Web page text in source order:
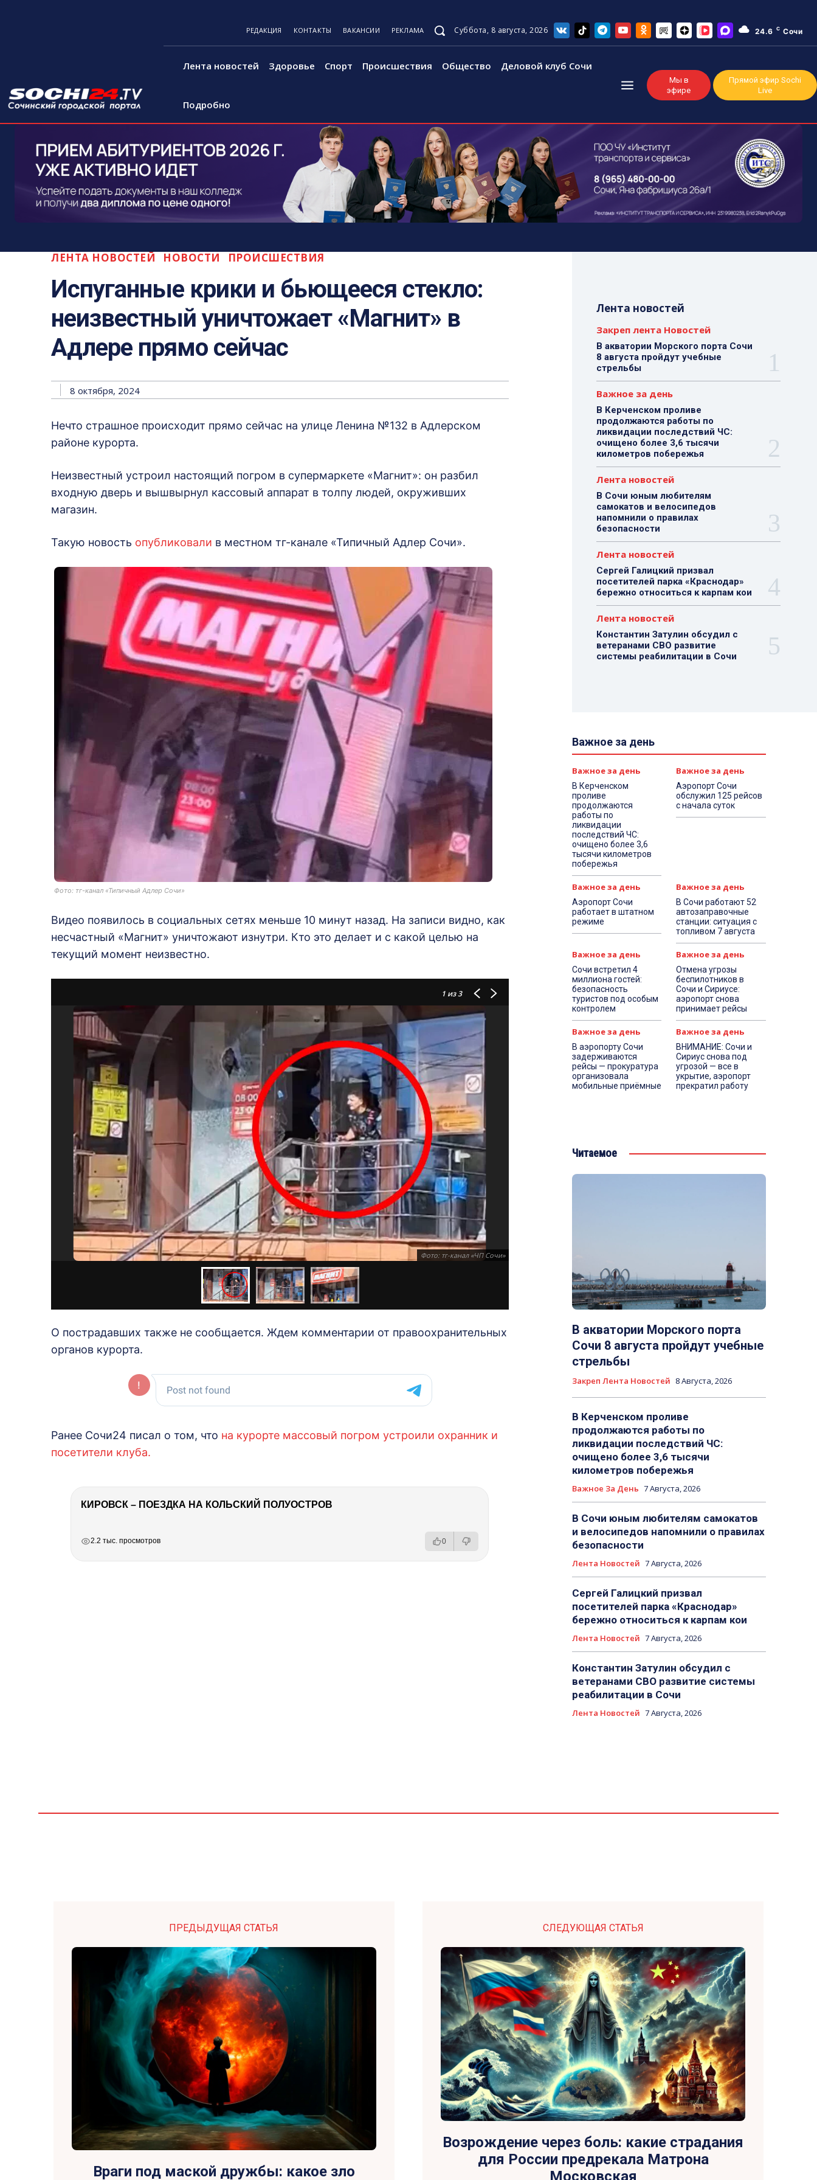
РЕДАКЦИЯ КОНТАКТЫ ВАКАНСИИ РЕКЛАМА Суббота, 8 августа, 2026 24.6 C Сочи
Лента новостей Здоровье Спорт Происшествия Общество Деловой клуб Сочи
Подробно
Мы в
эфире
Прямой эфир Sochi
Live
ЛЕНТА НОВОСТЕЙ НОВОСТИ ПРОИСШЕСТВИЯ
Испуганные крики и бьющееся стекло:
неизвестный уничтожает «Магнит» в
Адлере прямо сейчас
8 октября, 2024
Нечто страшное происходит прямо сейчас на улице Ленина №132 в Адлерском
районе курорта.
Неизвестный устроил настоящий погром в супермаркете «Магнит»: он разбил
входную дверь и вышвырнул кассовый аппарат в толпу людей, окруживших
магазин.
Такую новость опубликовали в местном тг-канале «Типичный Адлер Сочи».
Фото: тг-канал «Типичный Адлер Сочи»
Видео появилось в социальных сетях меньше 10 минут назад. На записи видно, как
несчастный «Магнит» уничтожают изнутри. Кто это делает и с какой целью на
текущий момент неизвестно.
1из 3
Фото: тг-канал «ЧП Сочи»
О пострадавших также не сообщается. Ждем комментарии от правоохранительных
органов курорта.
Ранее Сочи24 писал о том, что на курорте массовый погром устроили охранник и
посетители клуба.
КИРОВСК – ПОЕЗДКА НА КОЛЬСКИЙ ПОЛУОСТРОВ
2.2 тыс. просмотров 0
Лента новостей
Закреп лента Новостей
В акватории Морского порта Сочи
8 августа пройдут учебные
стрельбы
Важное за день
В Керченском проливе
продолжаются работы по
ликвидации последствий ЧС:
очищено более 3,6 тысячи
километров побережья
Лента новостей
В Сочи юным любителям
самокатов и велосипедов
напомнили о правилах
безопасности
Лента новостей
Сергей Галицкий призвал
посетителей парка «Краснодар»
бережно относиться к карпам кои
Лента новостей
Константин Затулин обсудил с
ветеранами СВО развитие
системы реабилитации в Сочи
Важное за день
Важное за день
В Керченском
проливе
продолжаются
работы по
ликвидации
последствий ЧС:
очищено более 3,6
тысячи километров
побережья
Важное за день
Аэропорт Сочи
обслужил 125 рейсов
с начала суток
Важное за день
Аэропорт Сочи
работает в штатном
режиме
Важное за день
В Сочи работают 52
автозаправочные
станции: ситуация с
топливом 7 августа
Важное за день
Сочи встретил 4
миллиона гостей:
безопасность
туристов под особым
контролем
Важное за день
Отмена угрозы
беспилотников в
Сочи и Сириусе:
аэропорт снова
принимает рейсы
Важное за день
В аэропорту Сочи
задерживаются
рейсы — прокуратура
организовала
мобильные приёмные
Важное за день
ВНИМАНИЕ: Сочи и
Сириус снова под
угрозой — все в
укрытие, аэропорт
прекратил работу
Читаемое
В акватории Морского порта
Сочи 8 августа пройдут учебные
стрельбы
Закреп Лента Новостей 8 Августа, 2026
В Керченском проливе
продолжаются работы по
ликвидации последствий ЧС:
очищено более 3,6 тысячи
километров побережья
Важное За День 7 Августа, 2026
В Сочи юным любителям самокатов
и велосипедов напомнили о правилах
безопасности
Лента Новостей 7 Августа, 2026
Сергей Галицкий призвал
посетителей парка «Краснодар»
бережно относиться к карпам кои
Лента Новостей 7 Августа, 2026
Константин Затулин обсудил с
ветеранами СВО развитие системы
реабилитации в Сочи
Лента Новостей 7 Августа, 2026
ПРЕДЫДУЩАЯ СТАТЬЯ
Враги под маской дружбы: какое зло
СЛЕДУЮЩАЯ СТАТЬЯ
Возрождение через боль: какие страдания
для России предрекала Матрона
Московская